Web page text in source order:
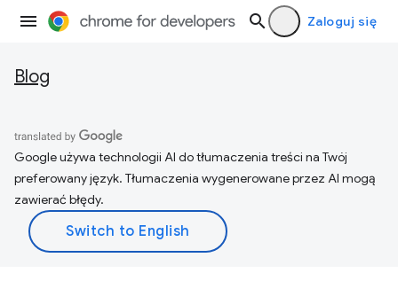
Zaloguj się
Blog
Google używa technologii AI do tłumaczenia treści na Twój
preferowany język. Tłumaczenia wygenerowane przez AI mogą
zawierać błędy.